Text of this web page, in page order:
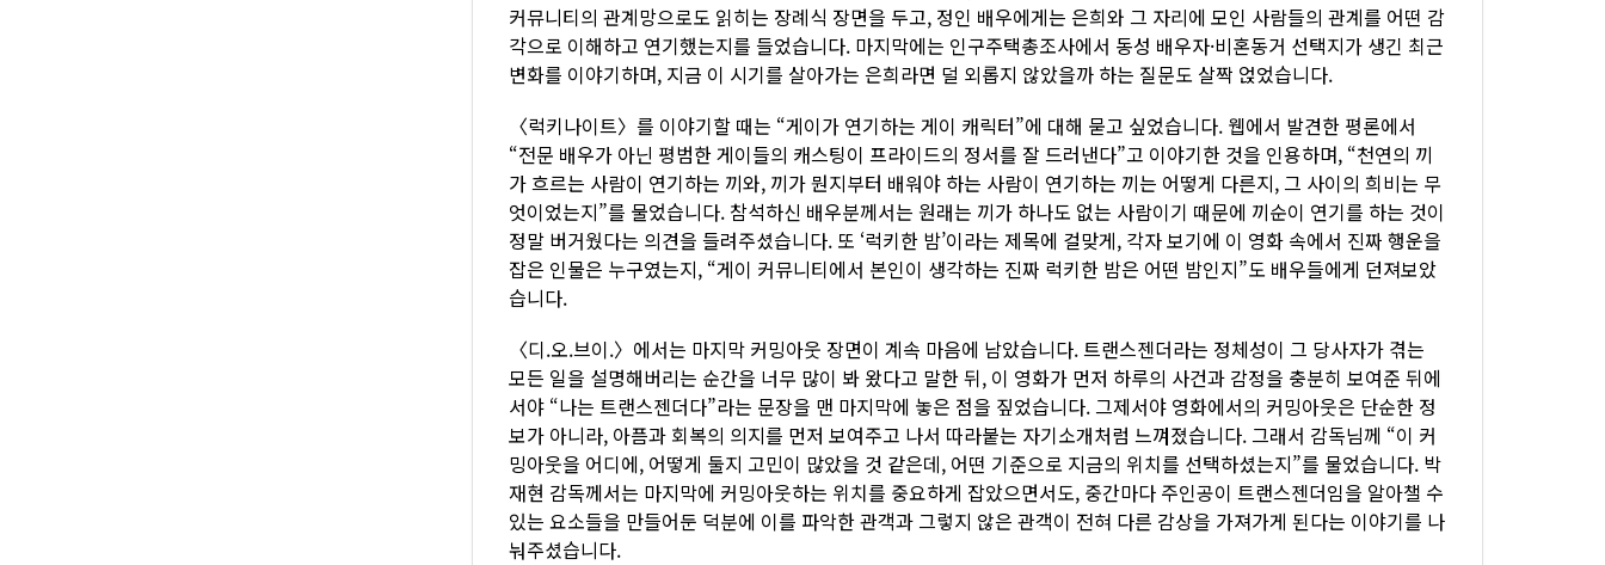
커뮤니티의 관계망으로도 읽히는 장례식 장면을 두고, 정인 배우에게는 은희와 그 자리에 모인 사람들의 관계를 어떤 감
각으로 이해하고 연기했는지를 들었습니다. 마지막에는 인구주택총조사에서 동성 배우자·비혼동거 선택지가 생긴 최근
변화를 이야기하며, 지금 이 시기를 살아가는 은희라면 덜 외롭지 않았을까 하는 질문도 살짝 얹었습니다.
〈럭키나이트〉를 이야기할 때는 “게이가 연기하는 게이 캐릭터”에 대해 묻고 싶었습니다. 웹에서 발견한 평론에서
“전문 배우가 아닌 평범한 게이들의 캐스팅이 프라이드의 정서를 잘 드러낸다”고 이야기한 것을 인용하며, “천연의 끼
가 흐르는 사람이 연기하는 끼와, 끼가 뭔지부터 배워야 하는 사람이 연기하는 끼는 어떻게 다른지, 그 사이의 희비는 무
엇이었는지”를 물었습니다. 참석하신 배우분께서는 원래는 끼가 하나도 없는 사람이기 때문에 끼순이 연기를 하는 것이
정말 버거웠다는 의견을 들려주셨습니다. 또 ‘럭키한 밤’이라는 제목에 걸맞게, 각자 보기에 이 영화 속에서 진짜 행운을
잡은 인물은 누구였는지, “게이 커뮤니티에서 본인이 생각하는 진짜 럭키한 밤은 어떤 밤인지”도 배우들에게 던져보았
습니다.
〈디.오.브이.〉에서는 마지막 커밍아웃 장면이 계속 마음에 남았습니다. 트랜스젠더라는 정체성이 그 당사자가 겪는
모든 일을 설명해버리는 순간을 너무 많이 봐 왔다고 말한 뒤, 이 영화가 먼저 하루의 사건과 감정을 충분히 보여준 뒤에
서야 “나는 트랜스젠더다”라는 문장을 맨 마지막에 놓은 점을 짚었습니다. 그제서야 영화에서의 커밍아웃은 단순한 정
보가 아니라, 아픔과 회복의 의지를 먼저 보여주고 나서 따라붙는 자기소개처럼 느껴졌습니다. 그래서 감독님께 “이 커
밍아웃을 어디에, 어떻게 둘지 고민이 많았을 것 같은데, 어떤 기준으로 지금의 위치를 선택하셨는지”를 물었습니다. 박
재현 감독께서는 마지막에 커밍아웃하는 위치를 중요하게 잡았으면서도, 중간마다 주인공이 트랜스젠더임을 알아챌 수
있는 요소들을 만들어둔 덕분에 이를 파악한 관객과 그렇지 않은 관객이 전혀 다른 감상을 가져가게 된다는 이야기를 나
눠주셨습니다.